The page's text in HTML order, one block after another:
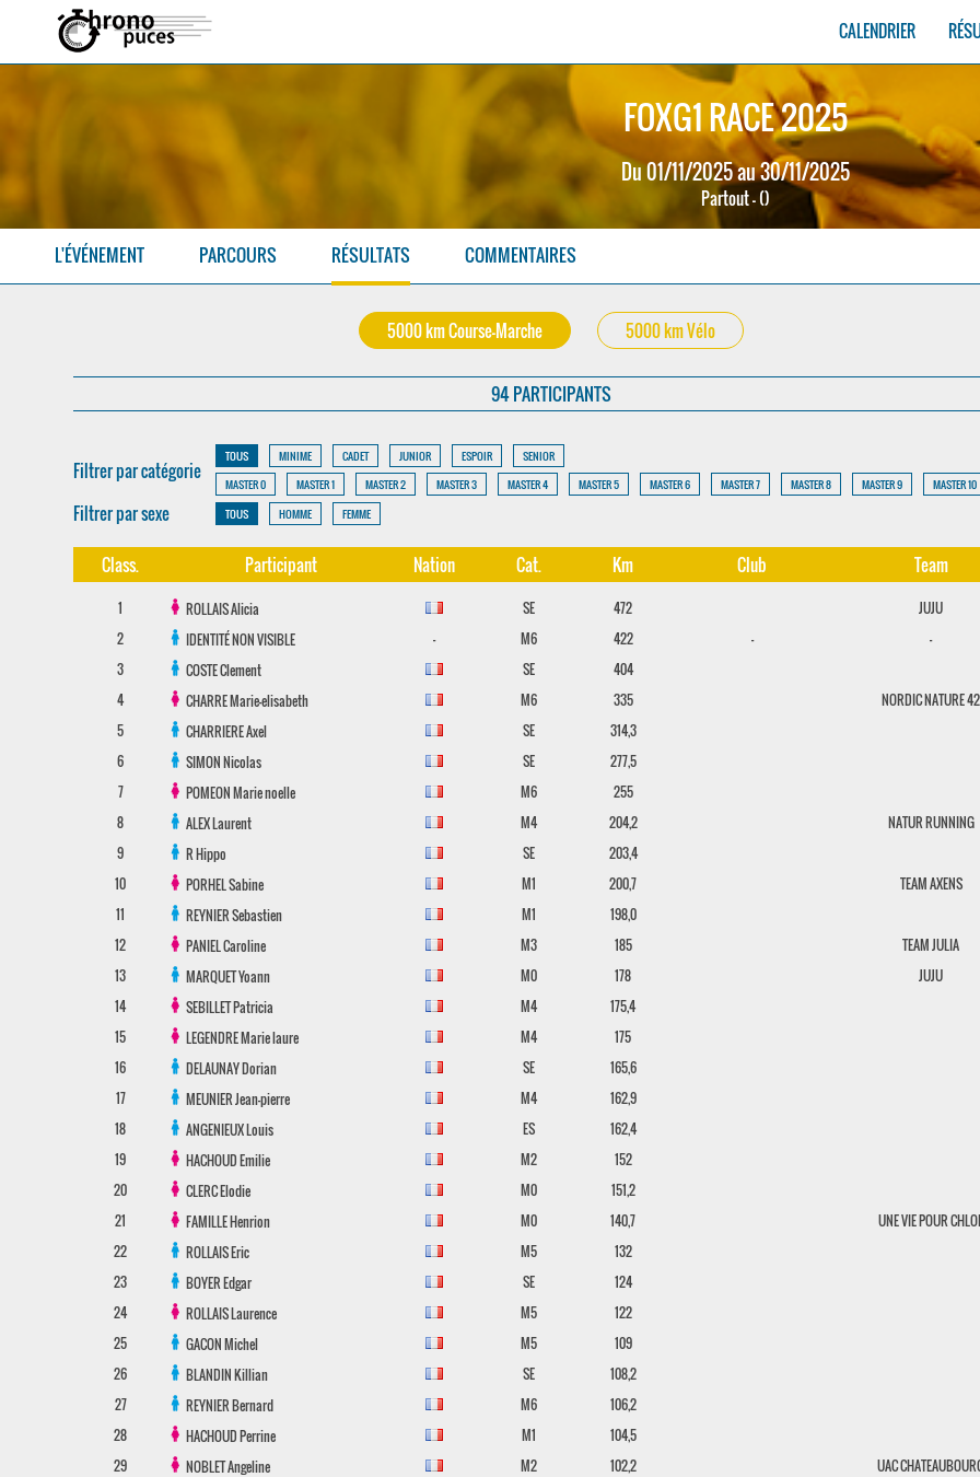
CALENDRIER
FOXG1 RACE 2025
Du 01/11/2025 au 30/11/2025
Partout - ()
L'ÉVÉNEMENT PARCOURS RÉSULTATS COMMENTAIRES
5000 km Course-Marche 5000 km Vélo
94 PARTICIPANTS
Filtrer par catégorie
TOUS MINIME CADET JUNIOR ESPOIR
SENIOR
MASTER 0
MASTER 1 MASTER 2 MASTER 3 MASTER 4 MASTER 5 MASTER 6 MASTER 7 MASTER 8 MASTER 9 MASTER 10
Filtrer par sexe TOUS HOMME FEMME
Class. Participant Nation Cat. Km Club Team
1 ROLLAISAlicia SE 472
JUJU
2
IDENTITÉ NON VISIBLE - M6 422 -
-
3
COSTEClement SE
404
4
CHARREMarie-elisabeth M6 335
NORDIC NATURE 42
5
CHARRIEREAxel SE
314,3
6
SIMONNicolas SE
277,5
7
POMEONMarie noelle M6
255
8
ALEXLaurent M4 204,2
NATUR RUNNING
9
RHippo SE
203,4
10
PORHELSabine M1 200,7
TEAM AXENS
11
REYNIERSebastien M1
198,0
12
PANIELCaroline M3 185
TEAM JULIA
13
MARQUETYoann M0 178
JUJU
14
SEBILLETPatricia M4
175,4
15
LEGENDREMarie laure M4
175
16
DELAUNAYDorian SE
165,6
17
MEUNIERJean-pierre M4
162,9
18
ANGENIEUXLouis ES
162,4
19
HACHOUDEmilie M2
152
20
CLERCElodie M0
151,2
21
FAMILLEHenrion M0 140,7
UNE VIE POUR
22
ROLLAISEric M5
132
23
BOYEREdgar SE
124
24
ROLLAISLaurence M5
122
25
GACONMichel M5
109
26
BLANDINKillian SE
108,2
27
REYNIERBernard M6
106,2
28
HACHOUDPerrine M1
104,5
29
NOBLETAngeline M2 102,2
UAC